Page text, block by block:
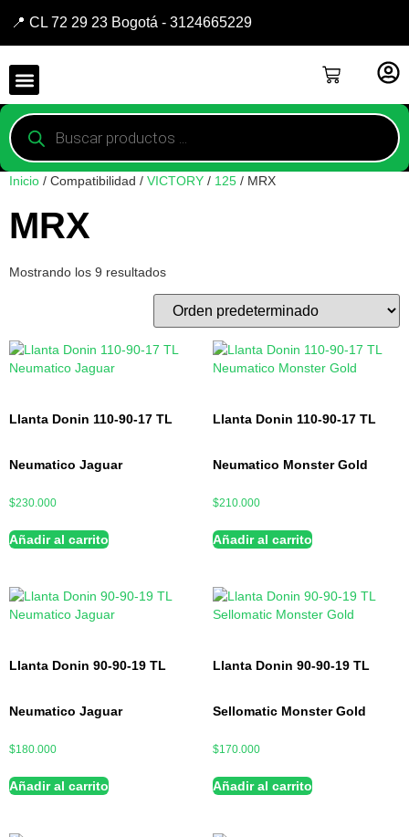
📍 CL 72 29 23 Bogotá - 3124665229
Inicio / Compatibilidad / VICTORY / 125 / MRX
MRX
Mostrando los 9 resultados
Llanta Donin 110-90-17 TL
Neumatico Jaguar
$230.000
Añadir al carrito
Llanta Donin 110-90-17 TL
Neumatico Monster Gold
$210.000
Añadir al carrito
Llanta Donin 90-90-19 TL
Neumatico Jaguar
$180.000
Añadir al carrito
Llanta Donin 90-90-19 TL
Sellomatic Monster Gold
$170.000
Añadir al carrito